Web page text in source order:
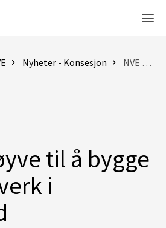
Nyheter - Konsesjon NVE gir løyve til å bygge vasskraftverk i Sunnfjord
til å bygge
i